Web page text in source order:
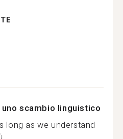
scambio linguistico
long as we understand